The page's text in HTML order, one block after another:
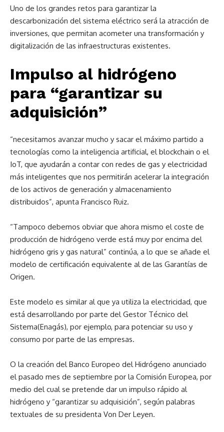
Uno de los grandes retos para garantizar la
descarbonización del sistema eléctrico será la atracción de
inversiones, que permitan acometer una transformación y
digitalización de las infraestructuras existentes.
Impulso al hidrógeno
para “garantizar su
adquisición”
“necesitamos avanzar mucho y sacar el máximo partido a
tecnologías como la inteligencia artificial, el blockchain o el
IoT, que ayudarán a contar con redes de gas y electricidad
más inteligentes que nos permitirán acelerar la integración
de los activos de generación y almacenamiento
distribuidos”, apunta Francisco Ruiz.
“Tampoco debemos obviar que ahora mismo el coste de
producción de hidrógeno verde está muy por encima del
hidrógeno gris y gas natural” continúa, a lo que se añade el
modelo de certificación equivalente al de las Garantías de
Origen.
Este modelo es similar al que ya utiliza la electricidad, que
está desarrollando por parte del Gestor Técnico del
Sistema(Enagás), por ejemplo, para potenciar su uso y
consumo por parte de las empresas.
O la creación del Banco Europeo del Hidrógeno anunciado
el pasado mes de septiembre por la Comisión Europea, por
medio del cual se pretende dar un impulso rápido al
hidrógeno y “garantizar su adquisición”, según palabras
textuales de su presidenta Von Der Leyen.